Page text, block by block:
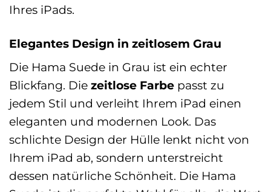
Ihres iPads.
Elegantes Design in zeitlosem Grau
Die Hama Suede in Grau ist ein echter
Blickfang. Die zeitlose Farbe passt zu
jedem Stil und verleiht Ihrem iPad einen
eleganten und modernen Look. Das
schlichte Design der Hülle lenkt nicht von
Ihrem iPad ab, sondern unterstreicht
dessen natürliche Schönheit. Die Hama